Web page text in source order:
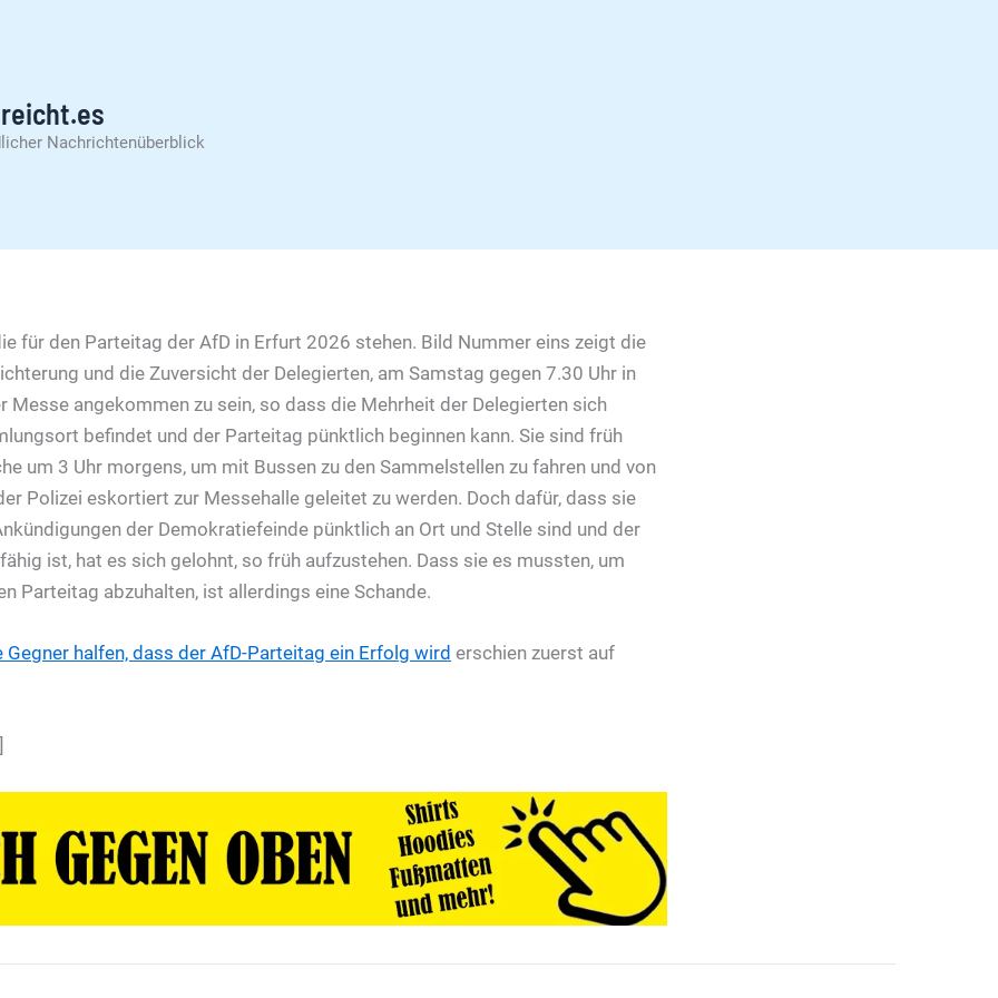
Nachrichtenüberblick
für den Parteitag der AfD in Erfurt 2026 stehen. Bild Nummer eins zeigt die
und die Zuversicht der Delegierten, am Samstag gegen 7.30 Uhr in
Messe angekommen zu sein, so dass die Mehrheit der Delegierten sich
befindet und der Parteitag pünktlich beginnen kann. Sie sind früh
um 3 Uhr morgens, um mit Bussen zu den Sammelstellen zu fahren und von
Polizei eskortiert zur Messehalle geleitet zu werden. Doch dafür, dass sie
der Demokratiefeinde pünktlich an Ort und Stelle sind und der
ist, hat es sich gelohnt, so früh aufzustehen. Dass sie es mussten, um
Parteitag abzuhalten, ist allerdings eine Schande.
Gegner halfen, dass der AfD-Parteitag ein Erfolg wird erschien zuerst auf